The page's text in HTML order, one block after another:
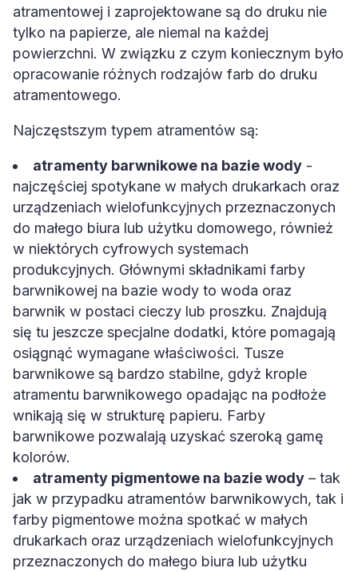
atramentowej i zaprojektowane są do druku nie
tylko na papierze, ale niemal na każdej
powierzchni. W związku z czym koniecznym było
opracowanie różnych rodzajów farb do druku
atramentowego.
Najczęstszym typem atramentów są:
atramenty barwnikowe na bazie wody -
najczęściej spotykane w małych drukarkach oraz
urządzeniach wielofunkcyjnych przeznaczonych
do małego biura lub użytku domowego, również
w niektórych cyfrowych systemach
produkcyjnych. Głównymi składnikami farby
barwnikowej na bazie wody to woda oraz
barwnik w postaci cieczy lub proszku. Znajdują
się tu jeszcze specjalne dodatki, które pomagają
osiągnąć wymagane właściwości. Tusze
barwnikowe są bardzo stabilne, gdyż krople
atramentu barwnikowego opadając na podłoże
wnikają się w strukturę papieru. Farby
barwnikowe pozwalają uzyskać szeroką gamę
kolorów.
atramenty pigmentowe na bazie wody – tak
jak w przypadku atramentów barwnikowych, tak i
farby pigmentowe można spotkać w małych
drukarkach oraz urządzeniach wielofunkcyjnych
przeznaczonych do małego biura lub użytku